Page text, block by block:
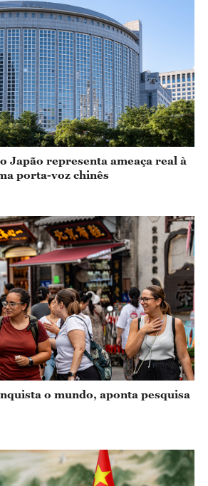
Japão representa ameaça real à
porta-voz chinês
o mundo, aponta pesquisa